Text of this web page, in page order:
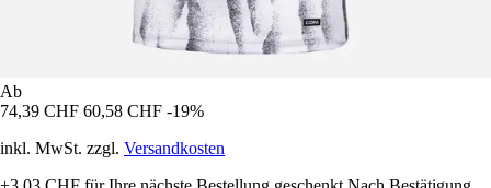
Ab
74,39 CHF 60,58 CHF -19%
inkl. MwSt. zzgl. Versandkosten